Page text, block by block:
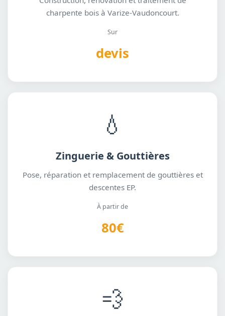
charpente bois à Varize-Vaudoncourt.
Sur
devis
💧
Zinguerie & Gouttières
Pose, réparation et remplacement de gouttières et
descentes EP.
À partir de
80€
💨